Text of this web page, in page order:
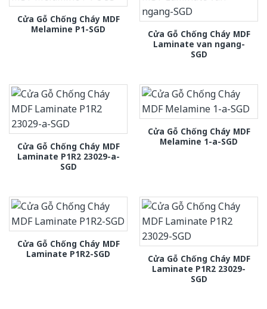
Cửa Gỗ Chống Cháy MDF
Melamine P1-SGD
Cửa Gỗ Chống Cháy MDF
Laminate van ngang-
SGD
Cửa Gỗ Chống Cháy MDF
Laminate P1R2 23029-a-
SGD
Cửa Gỗ Chống Cháy MDF
Melamine 1-a-SGD
Cửa Gỗ Chống Cháy MDF
Laminate P1R2-SGD
Cửa Gỗ Chống Cháy MDF
Laminate P1R2 23029-
SGD